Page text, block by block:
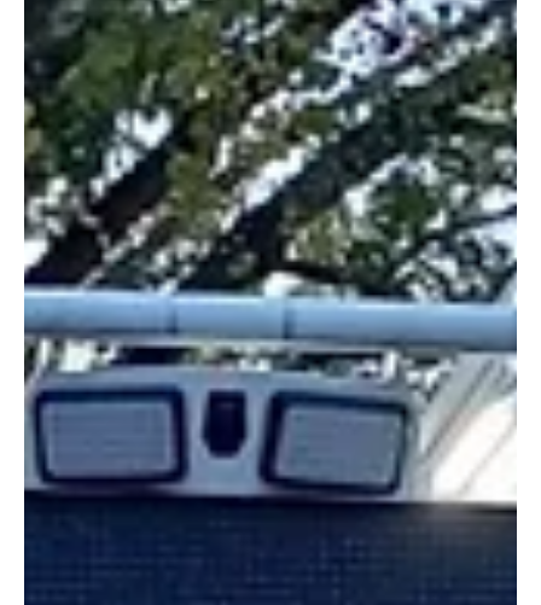
23. Dez. 2023 1 Min. Lesezeit
Feuerwehrjugend
Weihnachtsjugendstunde 2023
Die letzte Jugendstunde für das Jahr 2023 drehte sich
rund um Weihnachten. Zwei Stunden lang wurde gespielt,
gebastelt und...